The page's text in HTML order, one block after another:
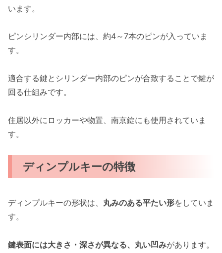
います。
ピンシリンダー内部には、約4～7本のピンが入っていま
す。
適合する鍵とシリンダー内部のピンが合致することで鍵が
回る仕組みです。
住居以外にロッカーや物置、南京錠にも使用されていま
す。
ディンプルキーの特徴
ディンプルキーの形状は、 丸みのある平たい形をしていま
す。
鍵表面には大きさ・深さが異なる、丸い凹みがあります。